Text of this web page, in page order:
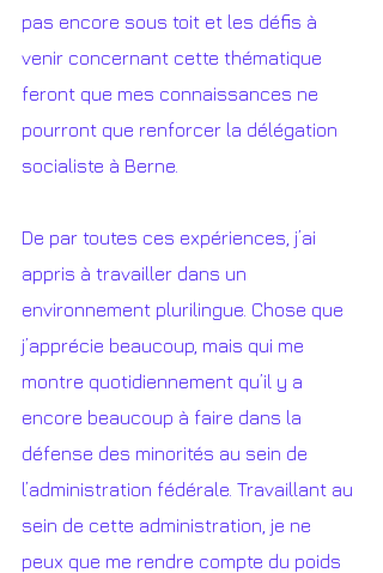
pas encore sous toit et les défis à
venir concernant cette thématique
feront que mes connaissances ne
pourront que renforcer la délégation
socialiste à Berne.
De par toutes ces expériences, j’ai
appris à travailler dans un
environnement plurilingue. Chose que
j’apprécie beaucoup, mais qui me
montre quotidiennement qu’il y a
encore beaucoup à faire dans la
défense des minorités au sein de
l’administration fédérale. Travaillant au
sein de cette administration, je ne
peux que me rendre compte du poids